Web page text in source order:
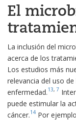
El
La inclusión del
acerca de los
Los estudios más
relevancia del uso
enfermedad.13, 7
puede estimular la
cáncer.14 Por